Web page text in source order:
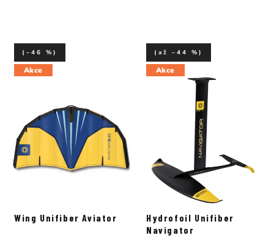
Akce
Wing Unifiber Aviator
(–46 %)
Akce
Hydrofoil Unifiber
Navigator
(až –44 %)